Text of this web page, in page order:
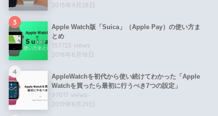
2015年9月28日
3
Apple Watch版「Suica」（Apple Pay）の使い方ま
とめ
157723 views
2018年8月18日
4
AppleWatchを初代から使い続けてわかった「Apple
Watchを買ったら最初に行うべき7つの設定」
97017 views
2019年8月29日